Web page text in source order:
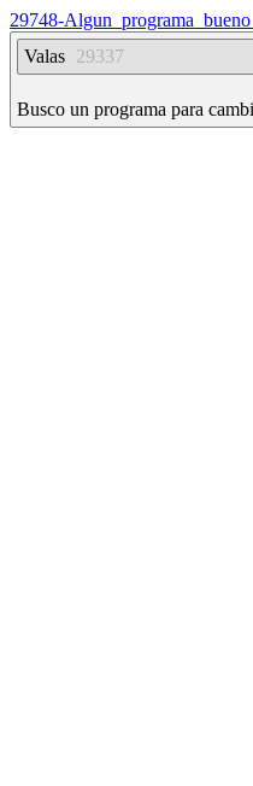
29748-
Valas 29337
Busco un programa para